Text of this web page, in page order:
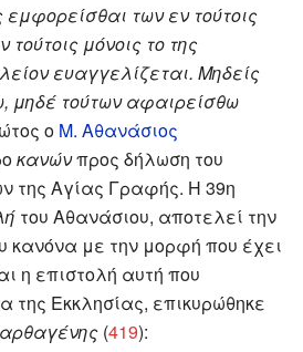
των εν τούτοις
μόνοις το της
ευαγγελίζεται. Μηδείς
μηδέ τούτων αφαιρείσθω
ο Μ. Αθανάσιος
κανώνπρος δήλωση του
της Αγίας Γραφής. Η 39η
του Αθανάσιου, αποτελεί την
κανόνα με την μορφή που έχει
η επιστολή αυτή που
της Εκκλησίας, επικυρώθηκε
(419):